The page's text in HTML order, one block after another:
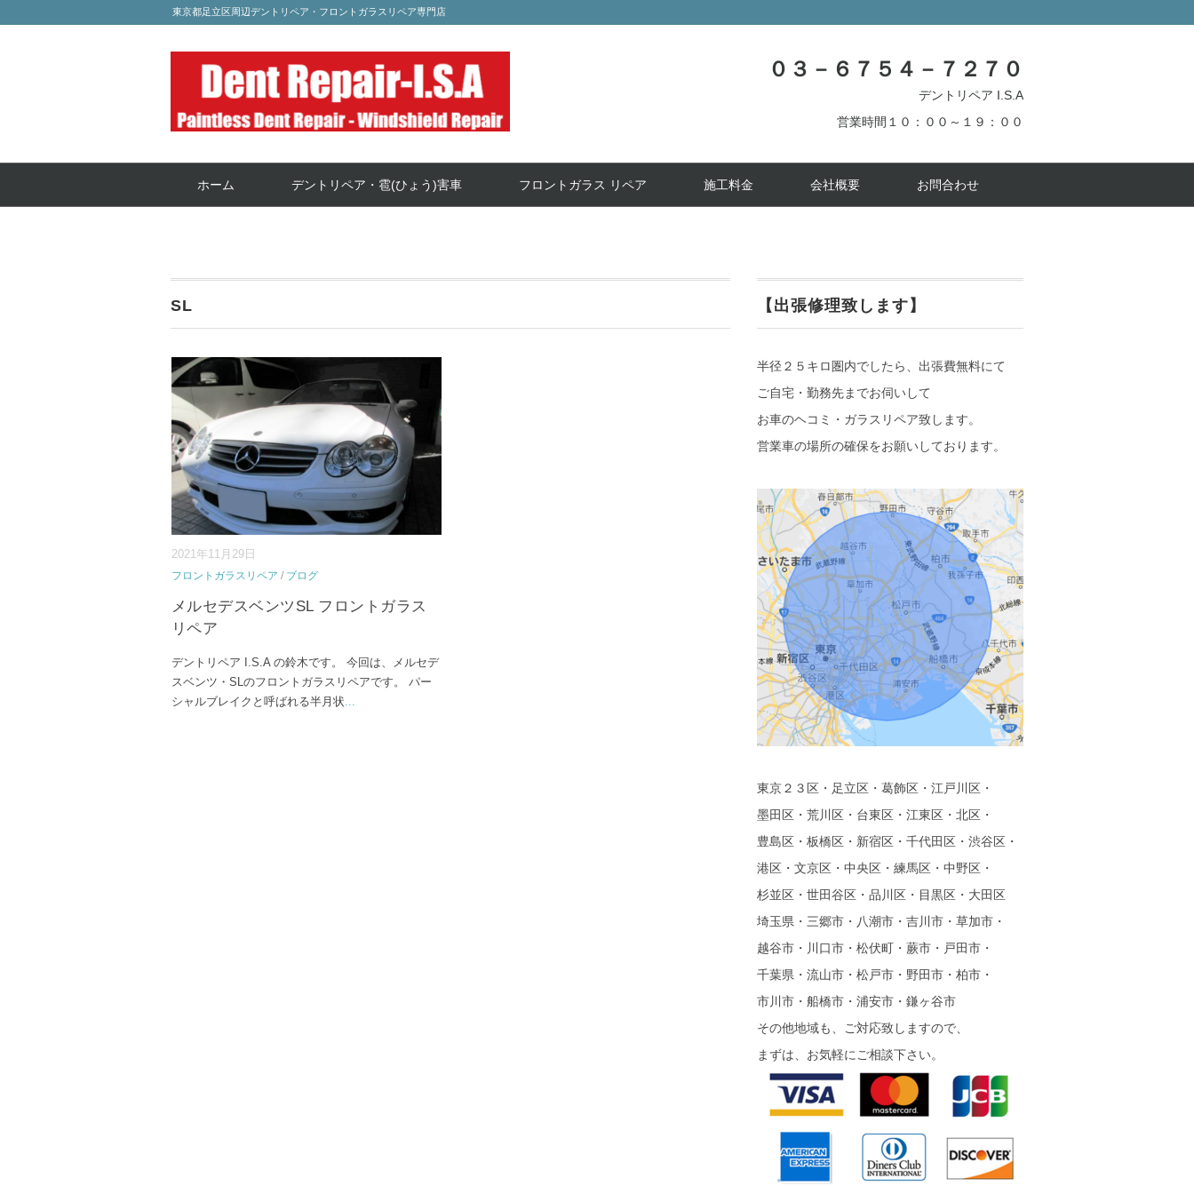
東京都足立区周辺デントリペア・フロントガラスリペア専門店
０３－６７５４－７２７０
デントリペア I.S.A
営業時間１０：００～１９：００
ホーム デントリペア・雹(ひょう)害車 フロントガラス リペア 施工料金 会社概要 お問合わせ
SL
2021年11月29日
フロントガラスリペア / ブログ
メルセデスベンツSL フロントガラス
リペア
デントリペア I.S.A の鈴木です。 今回は、メルセデ
スベンツ・SLのフロントガラスリペアです。 パー
シャルブレイクと呼ばれる半月状...
【出張修理致します】
半径２５キロ圏内でしたら、出張費無料にて
ご自宅・勤務先までお伺いして
お車のヘコミ・ガラスリペア致します。
営業車の場所の確保をお願いしております。
東京２３区・足立区・葛飾区・江戸川区・
墨田区・荒川区・台東区・江東区・北区・
豊島区・板橋区・新宿区・千代田区・渋谷区・
港区・文京区・中央区・練馬区・中野区・
杉並区・世田谷区・品川区・目黒区・大田区
埼玉県・三郷市・八潮市・吉川市・草加市・
越谷市・川口市・松伏町・蕨市・戸田市・
千葉県・流山市・松戸市・野田市・柏市・
市川市・船橋市・浦安市・鎌ヶ谷市
その他地域も、ご対応致しますので、
まずは、お気軽にご相談下さい。